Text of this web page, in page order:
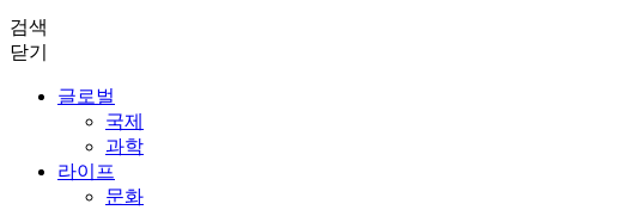
검색
닫기
글로벌
국제
과학
라이프
문화